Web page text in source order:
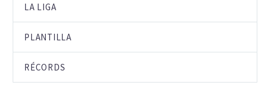
LA LIGA
PLANTILLA
RÉCORDS